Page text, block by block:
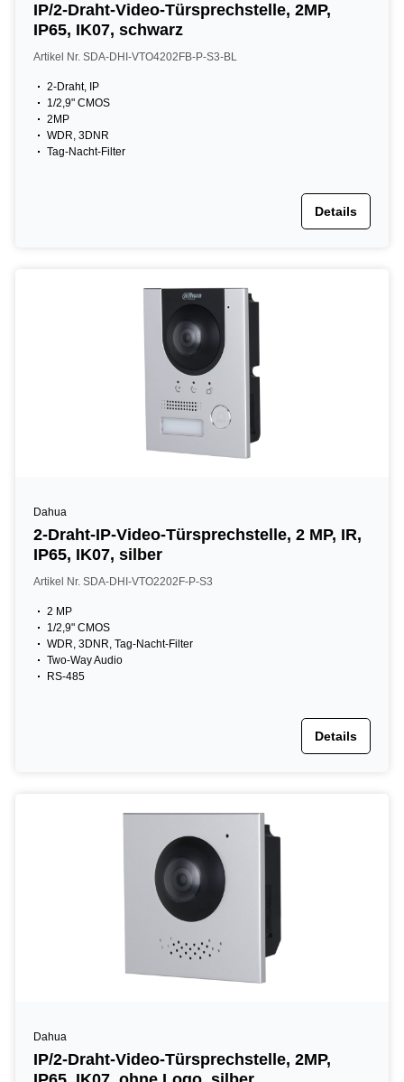
IP/2-Draht-Video-Türsprechstelle, 2MP,
IP65, IK07, schwarz
Artikel Nr. SDA-DHI-VTO4202FB-P-S3-BL
2-Draht, IP
1/2,9" CMOS
2MP
WDR, 3DNR
Tag-Nacht-Filter
Details
Dahua
2-Draht-IP-Video-Türsprechstelle, 2 MP, IR,
IP65, IK07, silber
Artikel Nr. SDA-DHI-VTO2202F-P-S3
2 MP
1/2,9" CMOS
WDR, 3DNR, Tag-Nacht-Filter
Two-Way Audio
RS-485
Details
Dahua
IP/2-Draht-Video-Türsprechstelle, 2MP,